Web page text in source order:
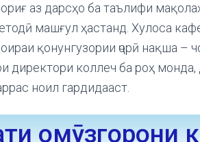
аз дарсҳо ба таълифи
машғул ҳастанд. Хулоса
қонунгузории ҷорӣ нақша –
директори коллеч ба роҳ монда,
ноил гардидааст.
омӯзгорони